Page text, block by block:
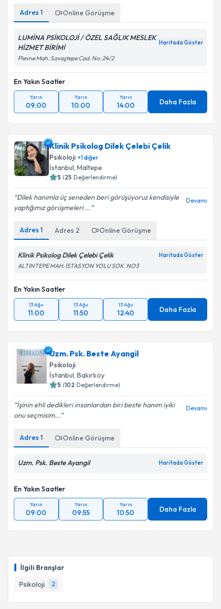
İlgili Branşlar
Psikoloji
2
Adres 1 Online Görüşme
LUMİNA PSİKOLOJİ / ÖZEL SAĞLIK MESLEK
HİZMET BİRİMİ
Haritada Göster
Plevne Mah. Savaştepe Cad. No: 24/2
En Yakın Saatler
Yarın
09:00
Yarın
10:00
Yarın
14:00 Daha Fazla
Klinik Psikolog Dilek Çelebi Çelik
Psikoloji +1diğer
İstanbul, Maltepe
5 (25 Değerlendirme)
Dilek hanımla üç seneden beri görüşüyoruz kendisiyle
yaptığımız görüşmeleri ...
Devamı
Adres 1 Adres 2 Online Görüşme
Klinik Psikolog Dilek Çelebi Çelik Haritada Göster
ALTINTEPE MAH. İSTASYON YOLU SOK. NO3
En Yakın Saatler
13 Ağu
11:00
13 Ağu
11:50
13 Ağu
12:40 Daha Fazla
Uzm. Psk. Beste Ayangil
Psikoloji
İstanbul, Bakırköy
5 (102 Değerlendirme)
İşinin ehli dedikleri insanlardan biri beste hanım iyiki
onu seçmisim...
Devamı
Adres 1 Online Görüşme
Uzm. Psk. Beste Ayangil Haritada Göster
En Yakın Saatler
Yarın
09:00
Yarın
09:55
Yarın
10:50 Daha Fazla